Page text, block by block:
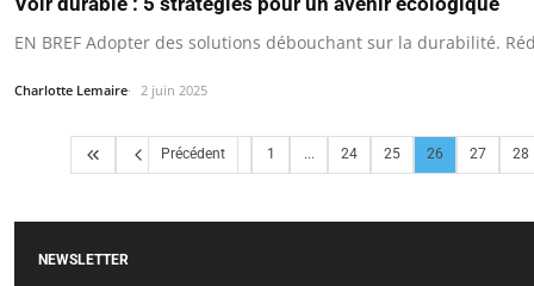
EN BREF Adopter des solutions débouchant sur la durabilité.
Charlotte Lemaire 2 juin 2025
Précédent 1 ... 24 25 26 27 28
NEWSLETTER